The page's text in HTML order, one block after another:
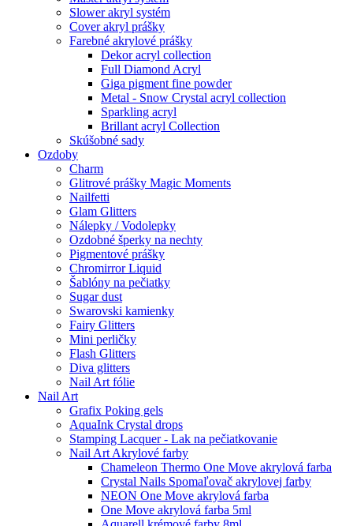
Slower akryl systém
Cover akryl prášky
Farebné akrylové prášky
Dekor acryl collection
Full Diamond Acryl
Giga pigment fine powder
Metal - Snow Crystal acryl collection
Sparkling acryl
Brillant acryl Collection
Skúšobné sady
Ozdoby
Charm
Glitrové prášky Magic Moments
Nailfetti
Glam Glitters
Nálepky / Vodolepky
Ozdobné šperky na nechty
Pigmentové prášky
Chromirror Liquid
Šablóny na pečiatky
Sugar dust
Swarovski kamienky
Fairy Glitters
Mini perličky
Flash Glitters
Diva glitters
Nail Art fólie
Nail Art
Grafix Poking gels
AquaInk Crystal drops
Stamping Lacquer - Lak na pečiatkovanie
Nail Art Akrylové farby
Chameleon Thermo One Move akrylová farba
Crystal Nails Spomaľovač akrylovej farby
NEON One Move akrylová farba
One Move akrylová farba 5ml